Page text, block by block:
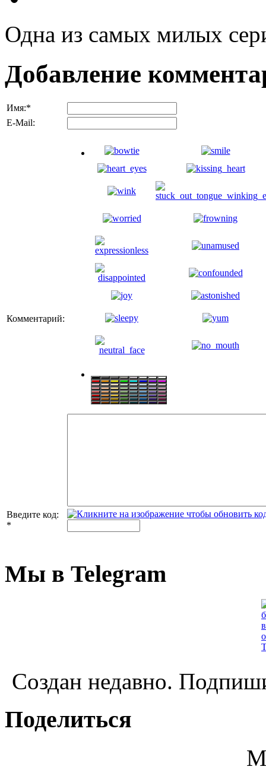
Одна из самых милых
Добавление
Имя:*
E-Mail:
Комментарий:
Введите код:
*
Мы в Telegram
Создан недавно.
Поделиться